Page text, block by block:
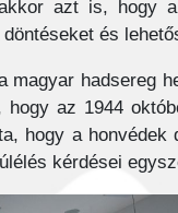
azt is, hogy
és
magyar hadsereg
hogy az 1944
hogy a
kérdései